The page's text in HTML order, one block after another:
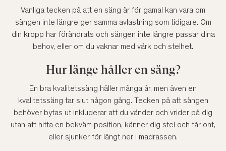
Vanliga tecken på att en säng är för gamal kan vara om
sängen inte längre ger samma avlastning som tidigare. Om
din kropp har förändrats och sängen inte längre passar dina
behov, eller om du vaknar med värk och stelhet.
Hur länge håller en säng?
En bra kvalitetssäng håller många år, men även en
kvalitetssäng tar slut någon gång. Tecken på att sängen
behöver bytas ut inkluderar att du vänder och vrider på dig
utan att hitta en bekväm position, känner dig stel och får ont,
eller sjunker för långt ner i madrassen.